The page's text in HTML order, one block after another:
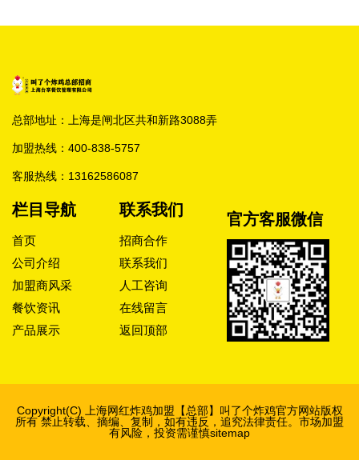
总部地址：上海是闸北区共和新路3088弄
加盟热线： 400-838-5757
客服热线： 13162586087
栏目导航
首页
公司介绍
加盟商风采
餐饮资讯
产品展示
联系我们
招商合作
联系我们
人工咨询
在线留言
返回顶部
官方客服微信
Copyright(C) 上海网红炸鸡加盟【总部】 叫了个炸鸡官方网站版权
所有 禁止转载、摘编、复制，如有违反，追究法律责任。市场加盟
有风险，投资需谨慎sitemap